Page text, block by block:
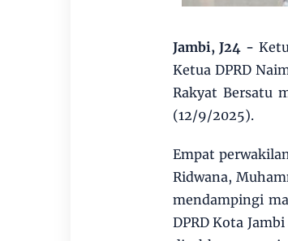
Jambi, J24 -
Ketua DPRD
Rakyat Bersatu
(12/9/2025).
Empat
Ridwana,
mendampingi
DPRD Kota